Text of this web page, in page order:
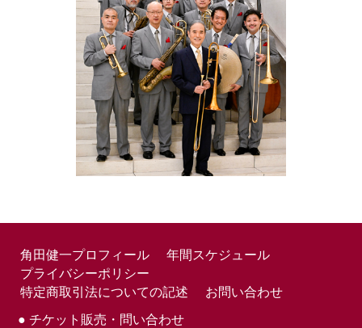
角田健一プロフィール
年間スケジュール
プライバシーポリシー
特定商取引法についての記述
お問い合わせ
● チケット販売・問い合わせ